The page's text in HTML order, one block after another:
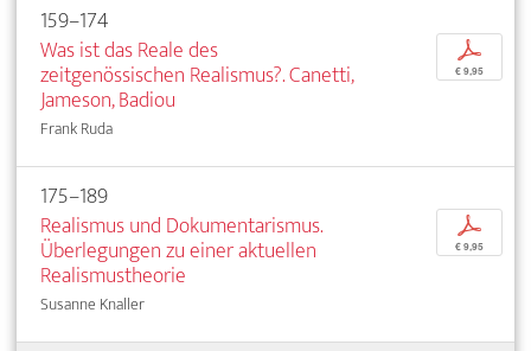
159–174
Was ist das Reale des
zeitgenössischen Realismus?. Canetti,
Jameson, Badiou
Frank Ruda
p
€ 9,95
175–189
Realismus und Dokumentarismus.
Überlegungen zu einer aktuellen
Realismustheorie
Susanne Knaller
p
€ 9,95